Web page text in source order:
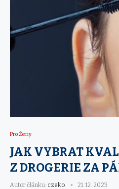
Pro Ženy
JAK VYBRAT
Z DROGERIE ZA
Autor článku: czeko 21. 12. 2023